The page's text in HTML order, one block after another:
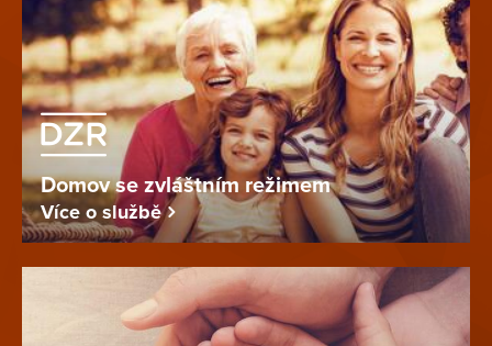
Domov se zvláštním režimem
Více o službě